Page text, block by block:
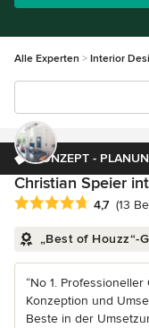
Alle Experten Interior
KONZEPT -
Christian Speier
Durchschnittliche
4,7 (13
„Best of Houzz“-
“No 1.
Konzeption und
Beste in der